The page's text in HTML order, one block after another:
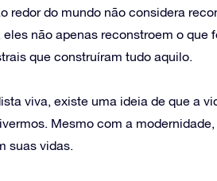
redor do mundo não considera
eles não apenas reconstroem o
que construíram tudo aquilo.
viva, existe uma ideia de que a
Mesmo com a
suas vidas.